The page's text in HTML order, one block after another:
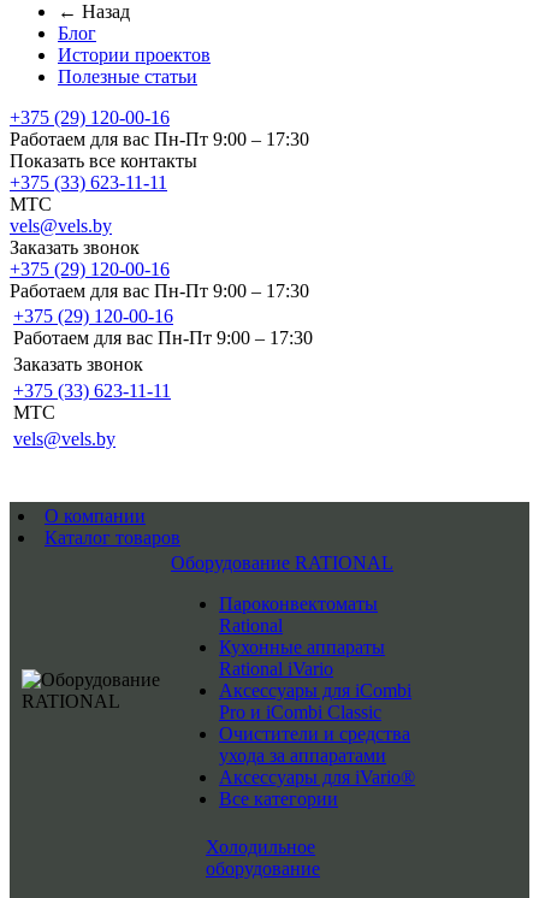
← Назад
Блог
Истории проектов
Полезные статьи
+375 (29) 120-00-16
Работаем для вас Пн-Пт 9:00 – 17:30
Показать все контакты
+375 (33) 623-11-11
MTC
vels@vels.by
Заказать звонок
+375 (29) 120-00-16
Работаем для вас Пн-Пт 9:00 – 17:30
+375 (29) 120-00-16
Работаем для вас Пн-Пт 9:00 – 17:30
Заказать звонок
+375 (33) 623-11-11
MTC
vels@vels.by
О компании
Каталог товаров
Оборудование RATIONAL
Пароконвектоматы
Rational
Кухонные аппараты
Rational iVario
Аксессуары для iCombi
Pro и iCombi Classic
Очистители и средства
ухода за аппаратами
Аксессуары для iVario®
Все категории
Холодильное
оборудование